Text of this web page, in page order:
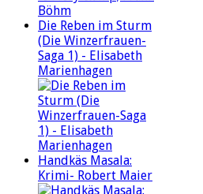
Die Reben im Sturm
(Die Winzerfrauen-
Saga 1) - Elisabeth
Marienhagen
Handkäs Masala:
Krimi- Robert Maier